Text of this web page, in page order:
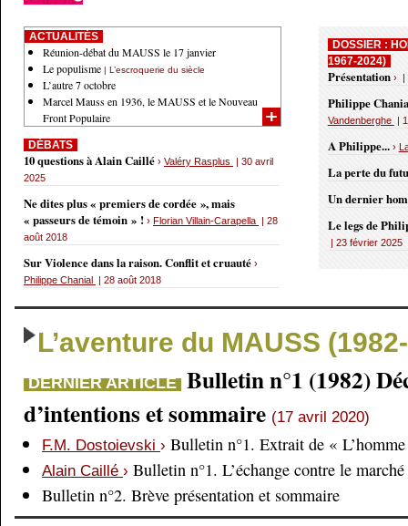
DOSSIER :
1967-2024)
Présentation › |
Philippe
Vandenberghe |
A Philippe... ›
La perte du
Un dernier
Le legs de
| 23 février 2025
ACTUALITÉS
Réunion-débat du MAUSS le 17 janvier
Le populisme | L’escroquerie du siècle
L’autre 7 octobre
Marcel Mauss en 1936, le MAUSS et le Nouveau
Front Populaire
DÉBATS
10 questions à Alain Caillé › Valéry Rasplus
| 30 avril
2025
Ne dites plus « premiers de cordée », mais
« passeurs de témoin » ! › Florian Villain-Carapella | 28
août 2018
Sur Violence dans la raison. Conflit et cruauté ›
Philippe Chanial | 28 août 2018
L’aventure du MAUSS
DERNIER ARTICLE Bulletin n°1 (1982)
d’intentions et sommaire (17 avril 2020)
F.M. Dostoievski › Bulletin n°1. Extrait de «
Alain Caillé › Bulletin n°1. L’échange contre le marché
Bulletin n°2. Brève présentation et sommaire